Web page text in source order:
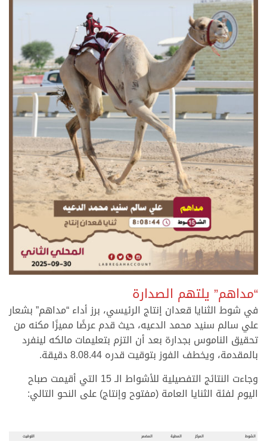
.
“مداهم” يلتهم الصدارة
في شوط الثنايا قعدان إنتاج الرئيسي، برز أداء “مداهم” بشعار
علي سالم سنيد محمد الدعيه، حيث قدم عرضًا مميزًا مكنه من
تحقيق الناموس بجدارة بعد أن التزم بتعليمات مالكه لينفرد
بالمقدمة، ويخطف الفوز بتوقيت قدره 8.08.44 دقيقة.
وجاءت النتائج التفصيلية للأشواط الـ 15 التي أقيمت صباح
اليوم لفئة الثنايا العامة (مفتوح وإنتاج) على النحو التالي:
الشوط المركز المطية المضمر
التوقيت